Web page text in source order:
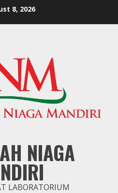
8, 2026
NIAGA
LABORATORIUM